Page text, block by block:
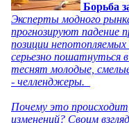
Борьба
Эксперты модного
прогнозируют падение
позиции
серьезно пошатнуться
теснят молодые,
- челленджеры.
Почему это
изменений? Своим